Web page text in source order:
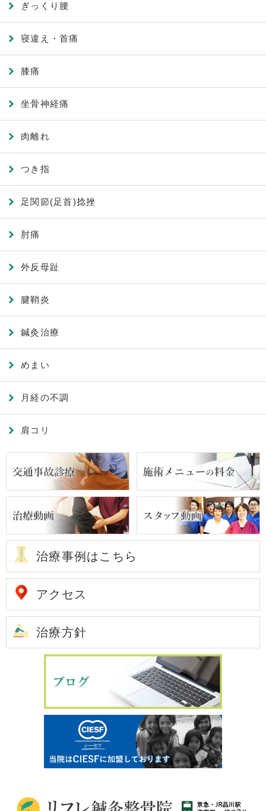
ぎっくり腰
寝違え・首痛
膝痛
坐骨神経痛
肉離れ
つき指
足関節(足首)捻挫
肘痛
外反母趾
腱鞘炎
鍼灸治療
めまい
月経の不調
肩コリ
治療事例はこちら
アクセス
治療方針